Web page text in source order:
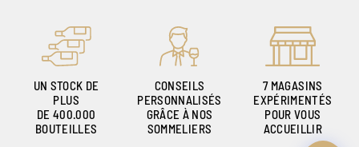
UN STOCK DE
PLUS
DE 400.000
BOUTEILLES
CONSEILS
PERSONNALISÉS
GRÂCE À NOS
SOMMELIERS
7 MAGASINS
EXPÉRIMENTÉS
POUR VOUS
ACCUEILLIR